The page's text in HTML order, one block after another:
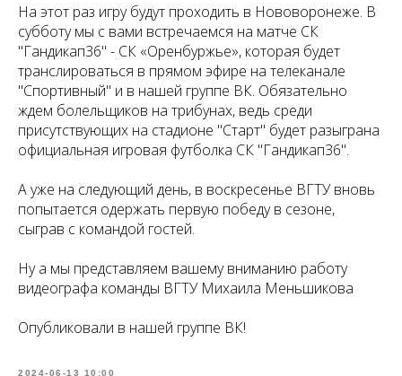
На этот раз игру будут проходить в Нововоронеже. В
субботу мы с вами встречаемся на матче СК
"Гандикап36" - СК «Оренбуржье», которая будет
транслироваться в прямом эфире на телеканале
"Спортивный" и в нашей группе ВК. Обязательно
ждем болельщиков на трибунах, ведь среди
присутствующих на стадионе "Старт" будет разыграна
официальная игровая футболка СК "Гандикап36".
А уже на следующий день, в воскресенье ВГТУ вновь
попытается одержать первую победу в сезоне,
сыграв с командой гостей.
Ну а мы представляем вашему вниманию работу
видеографа команды ВГТУ Михаила Меньшикова
Опубликовали в нашей группе ВК!
2024-06-13 10:00